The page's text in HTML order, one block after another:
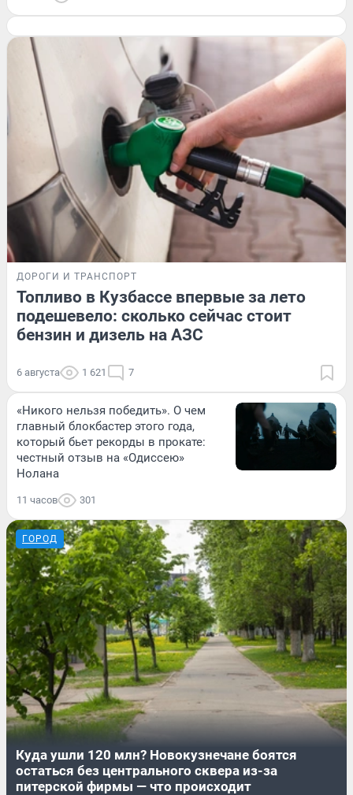
ДОРОГИ И ТРАНСПОРТ
Топливо в Кузбассе впервые за лето
подешевело: сколько сейчас стоит
бензин и дизель на АЗС
6 августа 1 621 7
«Никого нельзя победить». О чем
главный блокбастер этого года,
который бьет рекорды в прокате:
честный отзыв на «Одиссею»
Нолана
11 часов 301
ГОРОД
Куда ушли 120 млн? Новокузнечане боятся
остаться без центрального сквера из-за
питерской фирмы — что происходит